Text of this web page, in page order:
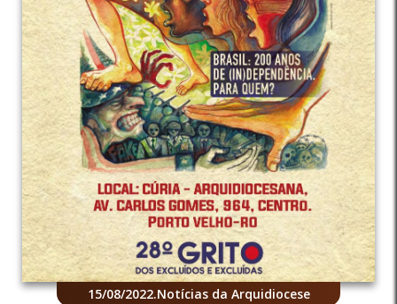
15/08/2022.Notícias da Arquidiocese